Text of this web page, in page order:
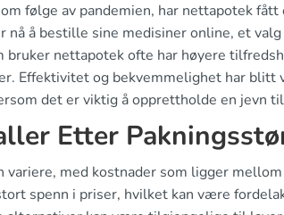
følge av pandemien, har nettapotek
nå å bestille sine medisiner online, et
bruker nettapotek ofte har høyere
Effektivitet og bekvemmelighet har
det er viktig å opprettholde en jevn
Etter
variere, med kostnader som ligger
spenn i priser, hvilket kan være